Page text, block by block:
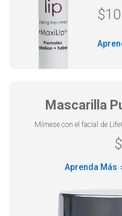
$
Mascarilla
Mímese con el facial de
$
Aprenda Más